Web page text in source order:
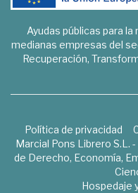
Ayudas públicas para
medianas empresas del
Recuperación,
Política de privacidad
Marcial Pons Librero S.L.
de Derecho, Economía,
Hospedaje